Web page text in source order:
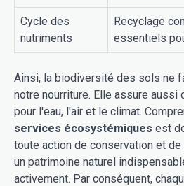
Cycle des
nutriments
Recyclage
essentiels
Ainsi, la biodiversité des sols ne
notre nourriture. Elle assure
pour l'eau, l'air et le climat.
services écosystémiques est
toute action de conservation et
un patrimoine naturel
activement. Par conséquent,